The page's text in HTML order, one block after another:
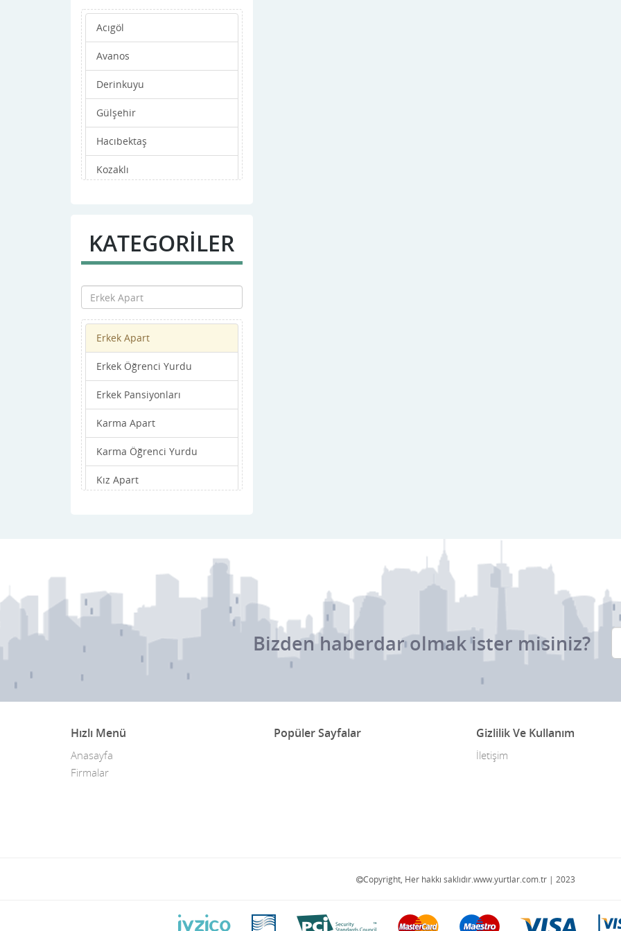
Acıgöl
Avanos
Derinkuyu
Gülşehir
Hacıbektaş
Kozaklı
KATEGORİLER
Erkek Apart
Erkek Öğrenci Yurdu
Erkek Pansiyonları
Karma Apart
Karma Öğrenci Yurdu
Kız Apart
Bizden haberdar olmak ister misiniz?
Hızlı Menü
Anasayfa
Firmalar
Popüler Sayfalar Gizlilik Ve Kullanım
İletişim
Copyright, Her hakkı saklıdır.www.yurtlar.com.tr | 2023